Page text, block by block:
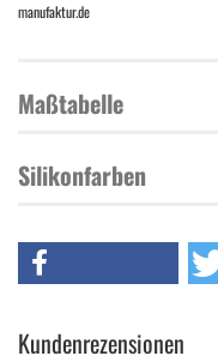
manufaktur.de
Maßtabelle
Silikonfarben
Kundenrezensionen